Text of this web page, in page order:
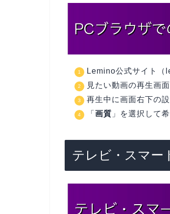
Lemino公式サイト
見たい動画の再生画面
再生中に画面右下の
「 画質 」を選択して
テレビ・スマー